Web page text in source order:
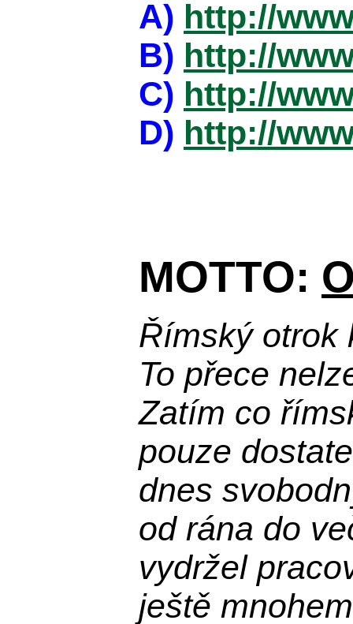
A) http://
B) http://
C) http://
D) http://
MOTTO:
Římský otrok
To přece
Zatím co
pouze
dnes
od rána do
vydržel
ještě